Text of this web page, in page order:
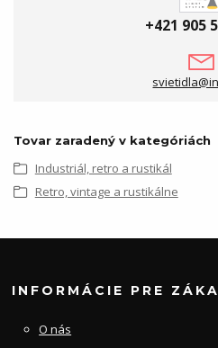
+421 905
Tovar zaradený v kategóriách
Industriál, retro a rustikál
Retro, vintage a rustikálne
INFORMÁCIE PRE
O nás